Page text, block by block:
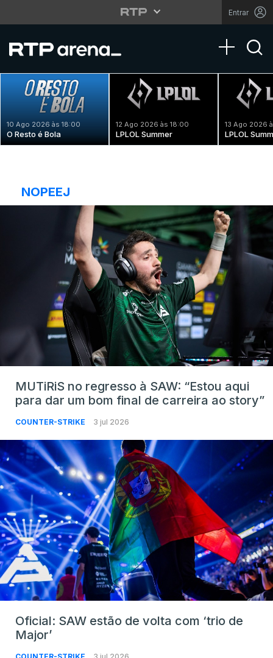
Entrar
Toggle
10 Ago 2026 às 18:00
O Resto é Bola
12 Ago 2026 às 18:00
LPLOL Summer
13 Ago 2026
LPLOL
NOPEEJ
MUTiRiS no regresso à SAW: “Estou aqui
para dar um bom final de carreira ao story”
COUNTER-STRIKE 3 jul 2026
Oficial: SAW estão de volta com ‘trio de
Major’